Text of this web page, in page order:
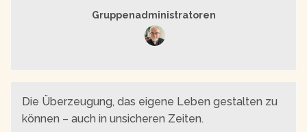
Gruppenführung
Gruppenadministratoren
Die Überzeugung, das eigene Leben gestalten zu
können – auch in unsicheren Zeiten.